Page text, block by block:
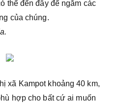
thể đến đây để ngắm các
của chúng.
xã Kampot khoảng 40 km,
hợp cho bất cứ ai muốn